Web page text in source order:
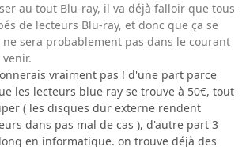
au tout Blu-ray, il va déjà falloir que tous
de lecteurs Blu-ray, et donc que ça se
sera probablement pas dans le courant
vraiment pas ! d'une part parce
les lecteurs blue ray se trouve à 50€, tout
( les disques dur externe rendent
dans pas mal de cas ), d'autre part 3
en informatique. on trouve déjà des